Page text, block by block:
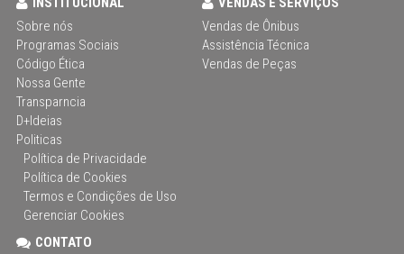
Sobre nós
Programas Sociais
Código Ética
Nossa Gente
Transparncia
D+Ideias
Politicas
Política de Privacidade
Política de Cookies
Termos e Condições de Uso
Gerenciar Cookies
Vendas de Ônibus
Assistência Técnica
Vendas de Peças
CONTATO